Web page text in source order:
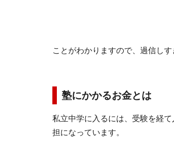
ことがわかりますので、過信しす
塾にかかるお金とは
私立中学に入るには、受験を経
担になっています。